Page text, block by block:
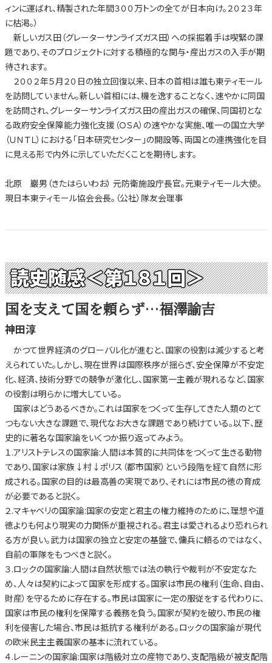
ィンに運ばれ、精製された年間３００万トンの全てが日本向け。２０２３年
に枯渇。）
新しいガス田（グレーターサンライズガス田）への採掘着手は喫緊の課
題であり、そのプロジェクトに対する積極的な関与・産出ガスの入手が期
待されます。
２００２年５月２０日の独立回復以来、日本の首相は誰も東ティモール
を訪問していません。新しい首相には、機を逸することなく、速やかに同国
を訪問され、グレーターサンライズガス田の産出ガスの確保、同国初とな
る政府安全保障能力強化支援（ＯＳＡ）の速やかな実施、唯一の国立大学
（ＵＮＴＬ）における「日本研究センター」の開設等、両国との連携強化を目
に見える形で内外に示していただくことを期待します。
北原 巖男（きたはらいわお） 元防衛施設庁長官。元東ティモール大使。
現日本東ティモール協会会長。（公社）隊友会理事
読史随感＜第１８１回＞
国を支えて国を頼らず…福澤諭吉
神田淳
かつて世界経済のグローバル化が進むと、国家の役割は減少すると考
えられていた。しかし、現在世界は国際秩序が揺らぎ、安全保障が不安定
化、経済、技術分野での競争が激化し、国家第一主義が現れるなど、国家
の役割は明らかに増大している。
国家はどうあるべきか。これは国家をつくって生存してきた人類のとて
つもない大きな課題で、現代なお大きな課題であり続けている。以下、歴
史的に著名な国家論をいくつか振り返ってみよう。
１.アリストテレスの国家論:人間は本質的に共同体をつくって生きる動物
であり、国家は家族↓村↓ポリス（都市国家）という段階を経て自然に形
成される。国家の目的は最高善の実現であり、それには市民の徳の育成
が必要であると説く。
２.マキャベリの国家論:国家の安定と君主の権力維持のために、理想や道
徳よりも何より現実の力関係が重視される。君主は愛されるより恐れられ
る方が良い。武力は国家の独立と安定の基盤で、傭兵に頼るのではなく、
自前の軍隊をもつべきと説く。
３.ロックの国家論:人間は自然状態では法の執行や裁判が不安定なた
め、人々は契約によって国家を形成する。国家は市民の権利（生命、自由、
財産）を守るために存在する。市民は国家に一定の服従をする代わりに、
国家は市民の権利を保障する義務を負う。国家が契約を破り、市民の権
利を侵害した場合、市民は抵抗する権利がある。ロックの国家論が現代
の欧米民主主義国家の基本に流れている。
４.レーニンの国家論:国家は階級対立の産物であり、支配階級が被支配階